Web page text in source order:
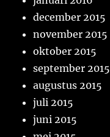
december 2015
november 2015
oktober 2015
september 2015
augustus 2015
juli 2015
juni 2015